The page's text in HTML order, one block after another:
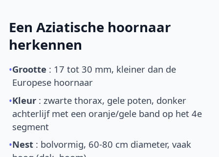
Een Aziatische hoornaar
herkennen
•Grootte : 17 tot 30 mm, kleiner dan de
Europese hoornaar
•Kleur : zwarte thorax, gele poten, donker
achterlijf met een oranje/gele band op het 4e
segment
•Nest : bolvormig, 60-80 cm diameter, vaak